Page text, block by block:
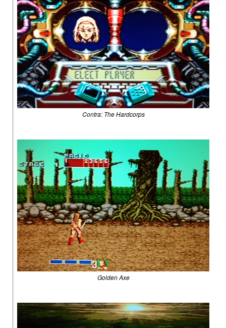
Contra: The Hardcorps
Golden Axe